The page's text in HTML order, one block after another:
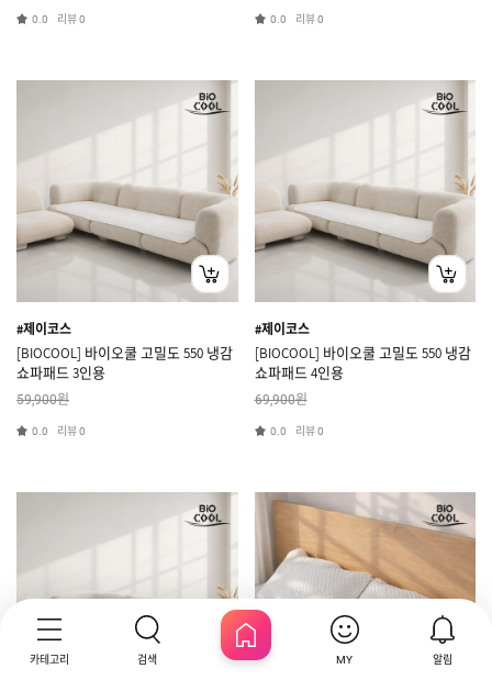
0.0 리뷰0 0.0 리뷰0
#제이코스
[BIOCOOL] 바이오쿨 고밀도 550 냉감
쇼파패드 3인용
59,900원
0.0 리뷰0
#제이코스
[BIOCOOL] 바이오쿨 고밀도 550 냉감
쇼파패드 4인용
69,900원
0.0 리뷰0
카테고리 검색 HOME MY 알림